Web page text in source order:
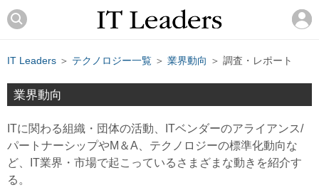
IT Leaders ＞ テクノロジー一覧 ＞ 業界動向 ＞ 調査・レポート
業界動向
ITに関わる組織・団体の活動、ITベンダーのアライアンス/
パートナーシップやM＆A、テクノロジーの標準化動向な
ど、IT業界・市場で起こっているさまざまな動きを紹介す
る。